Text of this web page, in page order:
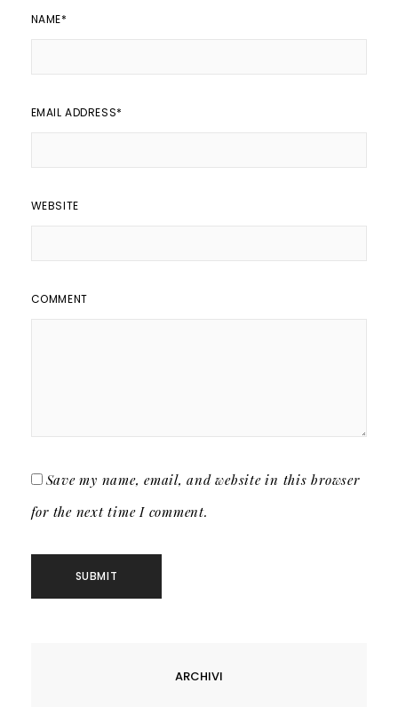
NAME*
EMAIL ADDRESS*
WEBSITE
COMMENT
Save my name, email, and website in this browser
for the next time I comment.
ARCHIVI